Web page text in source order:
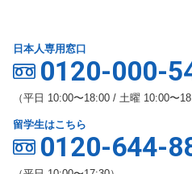
日本人専用窓口
0120-000-
（平日 10:00〜18:00 / 土曜 10:00〜
留学生はこちら
0120-644-